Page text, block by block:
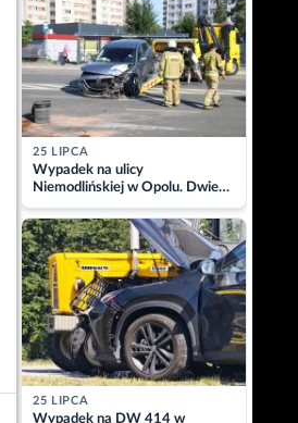
25 LIPCA
Wypadek na ulicy
Niemodlińskiej w Opolu. Dwie
osoby w szpitalu
25 LIPCA
Wypadek na DW 414 w